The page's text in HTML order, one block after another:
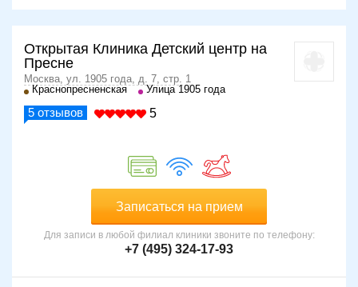
Открытая Клиника Детский центр на
Пресне
Москва, ул. 1905 года, д. 7, стр. 1
Краснопресненская
Улица 1905 года
5 отзывов 5
Записаться на прием
Для записи в любой филиал клиники звоните по телефону:
+7 (495) 324-17-93